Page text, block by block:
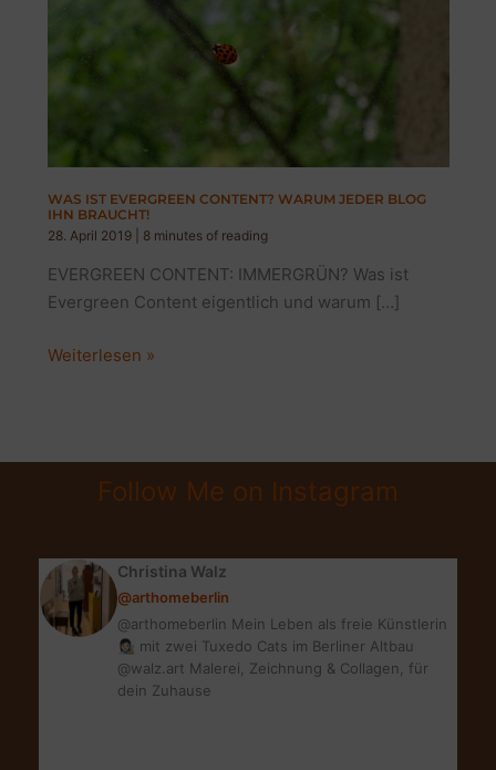
WAS IST EVERGREEN CONTENT? WARUM JEDER BLOG
IHN BRAUCHT!
28. April 2019
8 minutes of reading
EVERGREEN CONTENT: IMMERGRÜN? Was ist
Evergreen Content eigentlich und warum […]
WAS
WARUM
BRAUCHT!
Weiterlesen »
Follow Me on Instagram
Christina Walz
@arthomeberlin
@arthomeberlin Mein Leben als freie Künstlerin
👩🏻‍🎨 mit zwei Tuxedo Cats im Berliner Altbau
@walz.art Malerei, Zeichnung & Collagen, für
dein Zuhause